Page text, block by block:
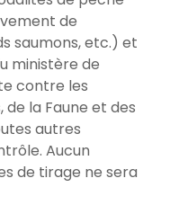
de
saumons, etc.) et
ministère de
contre les
la Faune et des
autres
Aucun
de tirage ne sera